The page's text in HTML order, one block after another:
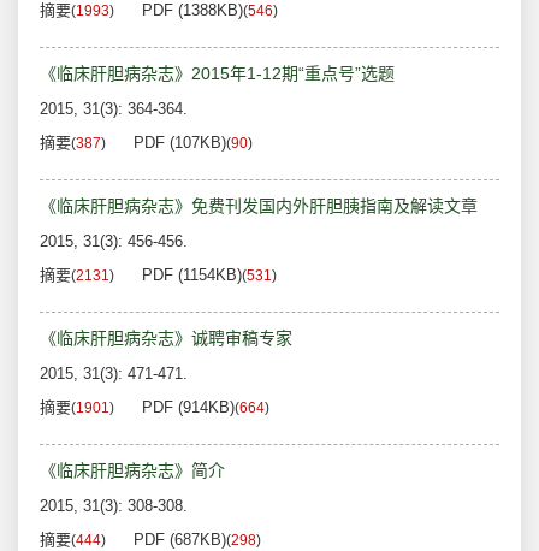
摘要(1993) PDF (1388KB)(546)
《临床肝胆病杂志》2015年1-12期“重点号”选题
2015, 31(3): 364-364.
摘要(387) PDF (107KB)(90)
《临床肝胆病杂志》免费刊发国内外肝胆胰指南及解读文章
2015, 31(3): 456-456.
摘要(2131) PDF (1154KB)(531)
《临床肝胆病杂志》诚聘审稿专家
2015, 31(3): 471-471.
摘要(1901) PDF (914KB)(664)
《临床肝胆病杂志》简介
2015, 31(3): 308-308.
摘要(444) PDF (687KB)(298)